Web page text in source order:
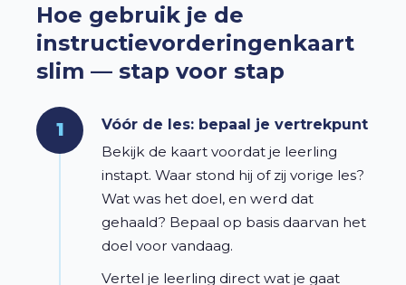
Hoe gebruik je de
instructievorderingenkaart
slim — stap voor stap
1
Vóór de les: bepaal je vertrekpunt
Bekijk de kaart voordat je leerling
instapt. Waar stond hij of zij vorige les?
Wat was het doel, en werd dat
gehaald? Bepaal op basis daarvan het
doel voor vandaag.
Vertel je leerling direct wat je gaat